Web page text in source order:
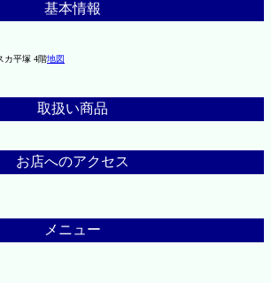
基本情報
カ平塚 4階地図
取扱い商品
お店へのアクセス
メニュー